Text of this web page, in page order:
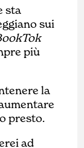
sta
sui
più
la
presto.
ad